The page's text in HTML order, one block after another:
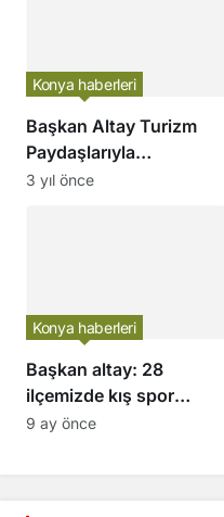
Başkan Altay Turizm
Paydaşlarıyla
Değerlendirme
Konya haberleri
3 yıl önce
Başkan altay: 28
ilçemizde kış spor
okulumuza katılan 13
Konya haberleri
9 ay önce